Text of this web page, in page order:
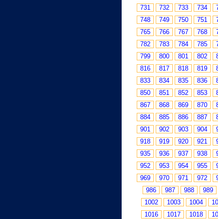
731
732 733 734
748
749 750 751
765
766 767 768
782
783 784 785
799
800 801 802
816
817 818 819
833
834 835 836
850
851 852 853
867
868 869 870
884
885 886 887
901
902 903 904
918
919 920 921
935
936 937 938
952
953 954 955
969
970 971 972
986
987 988
989
1002
1003 1004
1016
1017 1018